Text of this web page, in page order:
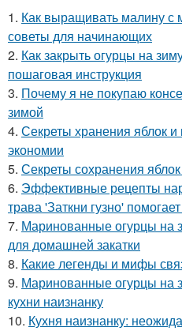
1. Как выращивать малину с
советы для начинающих
2. Как закрыть огурцы на
пошаговая инструкция
3. Почему я не покупаю
зимой
4. Секреты хранения яблок
экономии
5. Секреты сохранения
6. Эффективные рецепты
трава 'Заткни гузно'
7. Маринованные огурцы на
для домашней закатки
8. Какие легенды и мифы
9. Маринованные огурцы на
кухни наизнанку
10. Кухня наизнанку: